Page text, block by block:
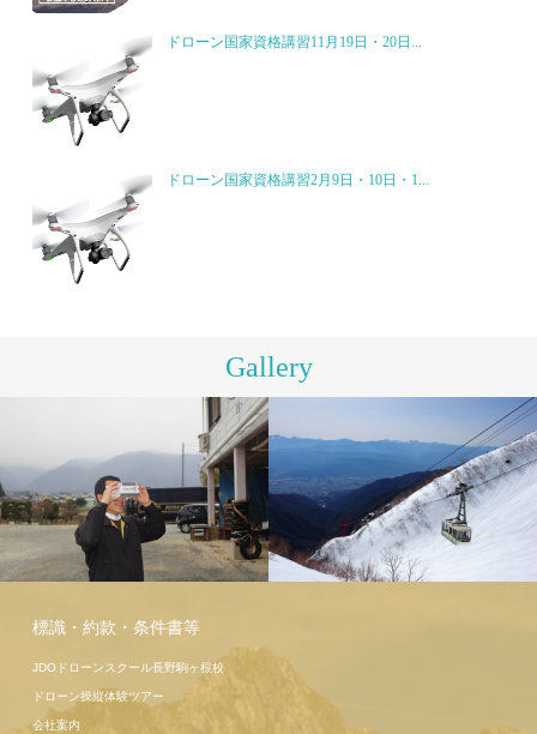
ドローン国家資格講習11月19日・20日...
ドローン国家資格講習2月9日・10日・1...
Gallery
ー高遠桜
駒ヶ岳ロー
標識・約款・条件書等
JDOドローンスクール長野駒ヶ根校
ドローン操縦体験ツアー
会社案内